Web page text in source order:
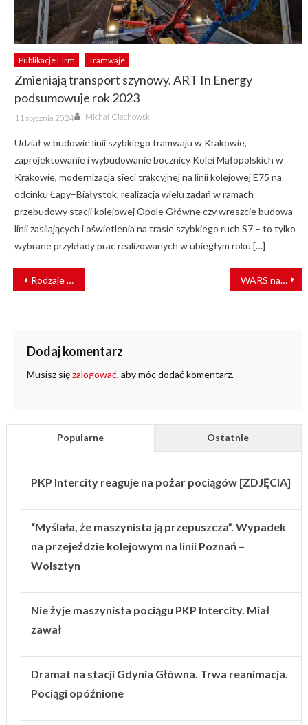
Publikacje Firm Tramwaje
Zmieniają transport szynowy. ART In Energy
podsumowuje rok 2023
Posted
on
11 stycznia 2024 Author
Michał Ciechowski
Udział w budowie linii szybkiego tramwaju w Krakowie,
zaprojektowanie i wybudowanie bocznicy Kolei Małopolskich w
Krakowie, modernizacja sieci trakcyjnej na linii kolejowej E75 na
odcinku Łapy–Białystok, realizacja wielu zadań w ramach
przebudowy stacji kolejowej Opole Główne czy wreszcie budowa
linii zasilających i oświetlenia na trasie szybkiego ruch S7 – to tylko
wybrane przykłady prac realizowanych w ubiegłym roku […]
NAWIGACJA
WPISU
Rodzaje kolejowych przewozów pasażerskich [RAPORT UTK] WARS nagrodzony Złotym Godłem QI
Dodaj komentarz
Musisz sięzalogować, aby móc dodać komentarz.
Popularne Ostatnie
PKP Intercity reaguje na pożar pociągów [ZDJĘCIA]
“Myślała, że maszynista ją przepuszcza”. Wypadek
na przejeździe kolejowym na linii Poznań –
Wolsztyn
Nie żyje maszynista pociągu PKP Intercity. Miał
zawał
Dramat na stacji Gdynia Główna. Trwa reanimacja.
Pociągi opóźnione